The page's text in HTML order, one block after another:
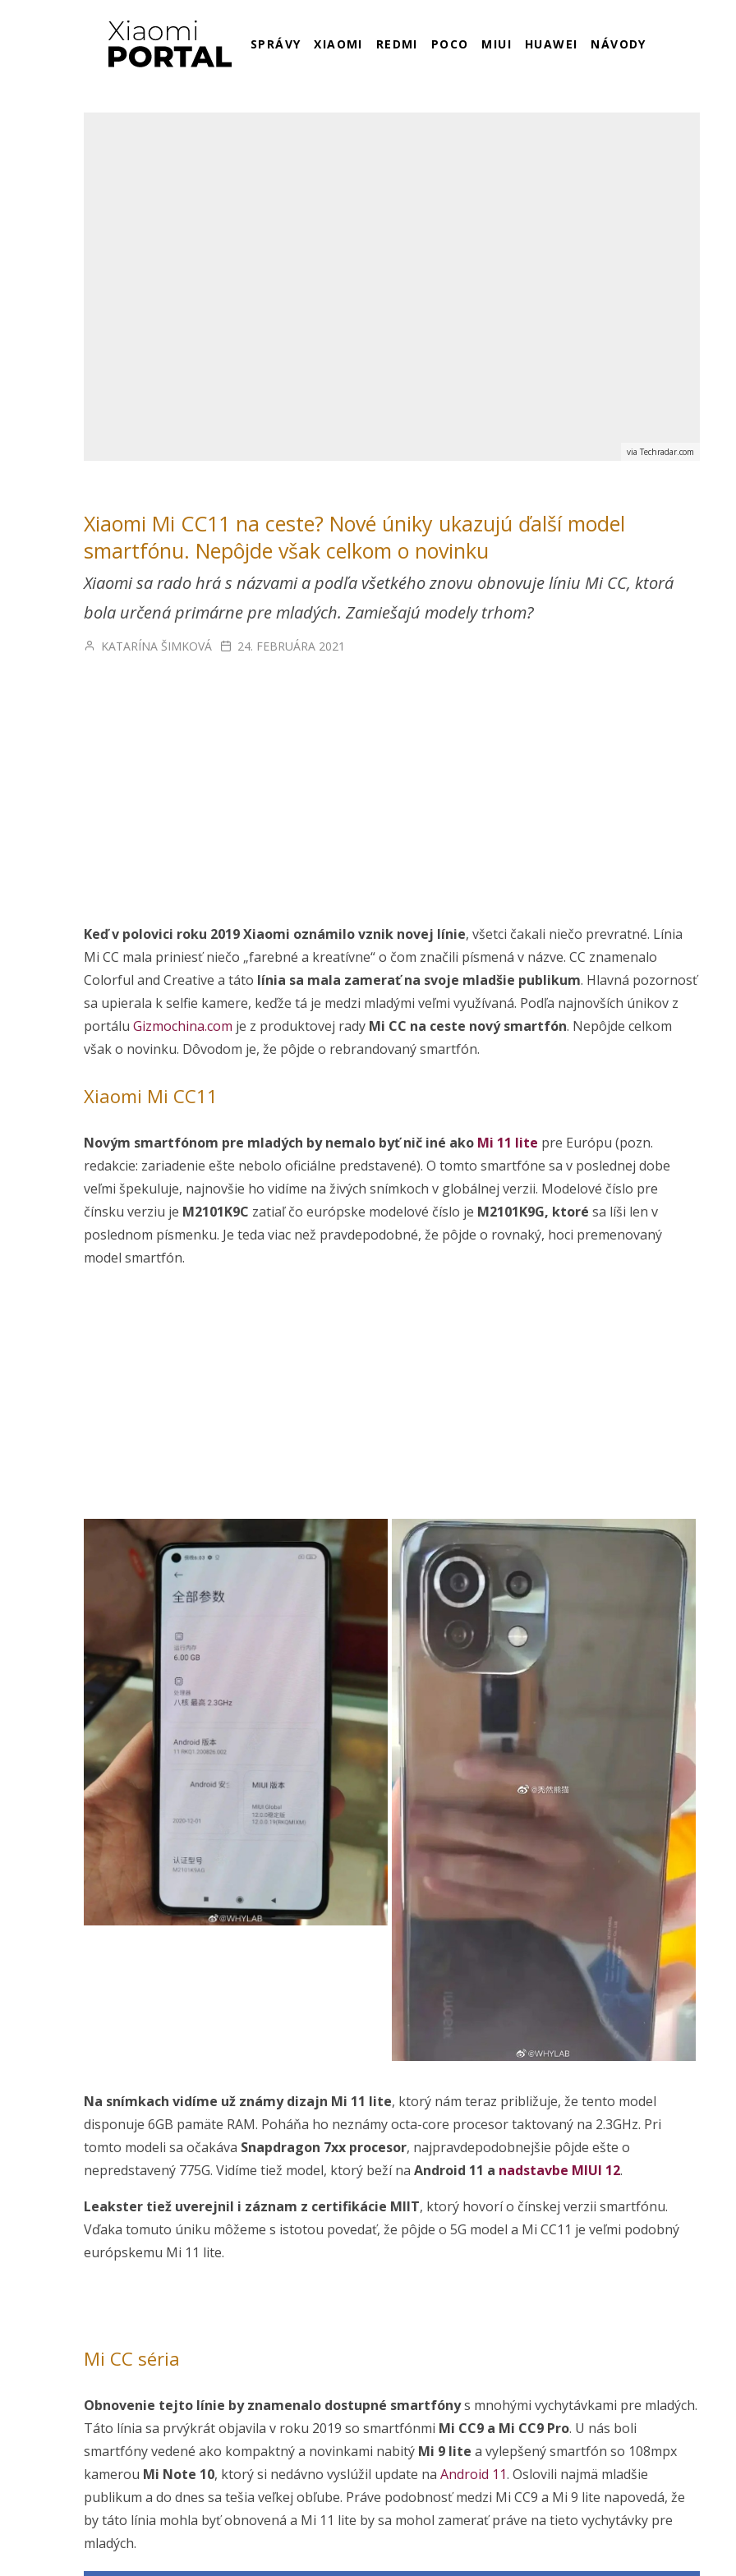
SPRÁVY XIAOMI REDMI POCO MIUI HUAWEI NÁVODY
via Techradar.com
Xiaomi Mi CC11 na ceste? Nové úniky ukazujú ďalší model
smartfónu. Nepôjde však celkom o novinku
Xiaomi sa rado hrá s názvami a podľa všetkého znovu obnovuje líniu Mi CC, ktorá
bola určená primárne pre mladých. Zamiešajú modely trhom?
KATARÍNA ŠIMKOVÁ 24. FEBRUÁRA 2021
Keď v polovici roku 2019 Xiaomi oznámilo vznik novej línie, všetci čakali niečo prevratné. Línia
Mi CC mala priniesť niečo „farebné a kreatívne“ o čom značili písmená v názve. CC znamenalo
Colorful and Creative a táto línia sa mala zamerať na svoje mladšie publikum. Hlavná pozornosť
sa upierala k selfie kamere, keďže tá je medzi mladými veľmi využívaná. Podľa najnovších únikov z
portálu Gizmochina.com je z produktovej rady Mi CC na ceste nový smartfón. Nepôjde celkom
však o novinku. Dôvodom je, že pôjde o rebrandovaný smartfón.
Xiaomi Mi CC11
Novým smartfónom pre mladých by nemalo byť nič iné ako Mi 11 lite pre Európu (pozn.
redakcie: zariadenie ešte nebolo oficiálne predstavené). O tomto smartfóne sa v poslednej dobe
veľmi špekuluje, najnovšie ho vidíme na živých snímkoch v globálnej verzii. Modelové číslo pre
čínsku verziu je M2101K9C zatiaľ čo európske modelové číslo je M2101K9G, ktoré sa líši len v
poslednom písmenku. Je teda viac než pravdepodobné, že pôjde o rovnaký, hoci premenovaný
model smartfón.
Na snímkach vidíme už známy dizajn Mi 11 lite, ktorý nám teraz približuje, že tento model
disponuje 6GB pamäte RAM. Poháňa ho neznámy octa-core procesor taktovaný na 2.3GHz. Pri
tomto modeli sa očakáva Snapdragon 7xx procesor, najpravdepodobnejšie pôjde ešte o
nepredstavený 775G. Vidíme tiež model, ktorý beží na Android 11 a nadstavbe MIUI 12.
Leakster tiež uverejnil i záznam z certifikácie MIIT, ktorý hovorí o čínskej verzii smartfónu.
Vďaka tomuto úniku môžeme s istotou povedať, že pôjde o 5G model a Mi CC11 je veľmi podobný
európskemu Mi 11 lite.
Mi CC séria
Obnovenie tejto línie by znamenalo dostupné smartfónys mnohými vychytávkami pre mladých.
Táto línia sa prvýkrát objavila v roku 2019 so smartfónmi Mi CC9 a Mi CC9 Pro. U nás boli
smartfóny vedené ako kompaktný a novinkami nabitý Mi 9 lite a vylepšený smartfón so 108mpx
kamerou Mi Note 10, ktorý si nedávno vyslúžil update na Android 11. Oslovili najmä mladšie
publikum a do dnes sa tešia veľkej obľube. Práve podobnosť medzi Mi CC9 a Mi 9 lite napovedá, že
by táto línia mohla byť obnovená a Mi 11 lite by sa mohol zamerať práve na tieto vychytávky pre
mladých.